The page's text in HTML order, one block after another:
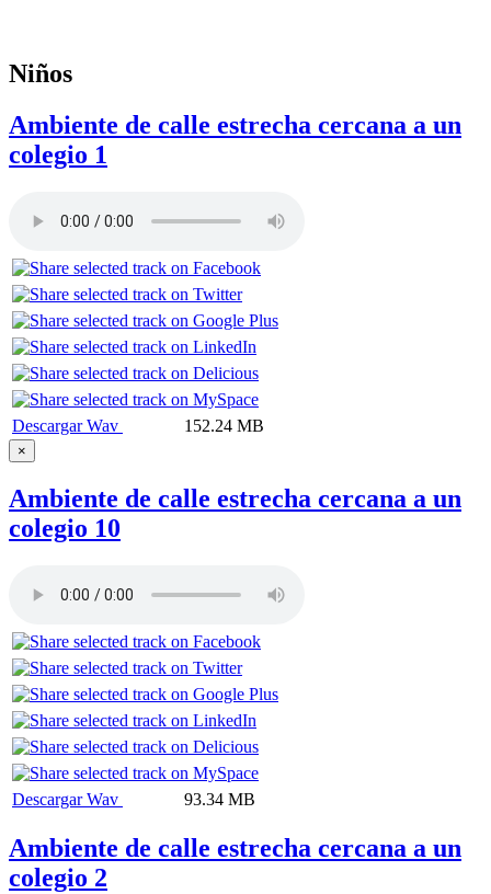
Niños
Ambiente de calle estrecha cercana a un
colegio 1
Descargar Wav 152.24 MB
×
Ambiente de calle estrecha cercana a un
colegio 10
Descargar Wav 93.34 MB
Ambiente de calle estrecha cercana a un
colegio 2